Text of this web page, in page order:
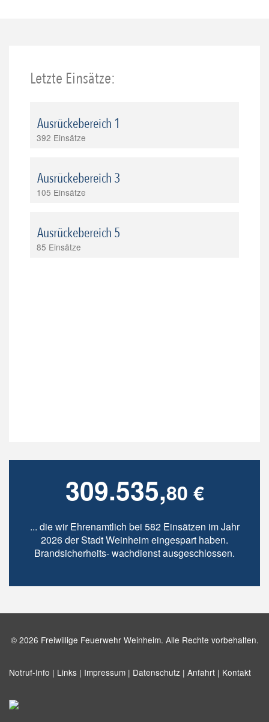
Letzte Einsätze:
Ausrückebereich 1
392 Einsätze
Ausrückebereich 3
105 Einsätze
Ausrückebereich 5
85 Einsätze
309.535,80 €
... die wir Ehrenamtlich bei 582 Einsätzen im Jahr
2026 der Stadt Weinheim eingespart haben.
Brandsicherheits- wachdienst ausgeschlossen.
© 2026 Freiwillige Feuerwehr Weinheim. Alle Rechte vorbehalten.
Notruf-Info | Links | Impressum | Datenschutz | Anfahrt | Kontakt